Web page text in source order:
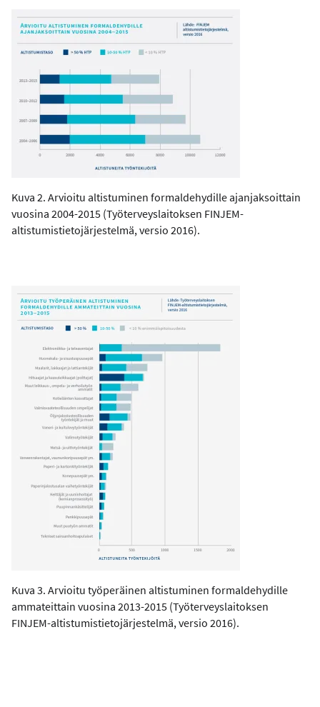
Kuva 2. Arvioitu altistuminen formaldehydille ajanjaksoittain
vuosina 2004-2015 (Työterveyslaitoksen FINJEM-
altistumistietojärjestelmä, versio 2016).
Kuva 3. Arvioitu työperäinen altistuminen formaldehydille
ammateittain vuosina 2013-2015 (Työterveyslaitoksen
FINJEM-altistumistietojärjestelmä, versio 2016).